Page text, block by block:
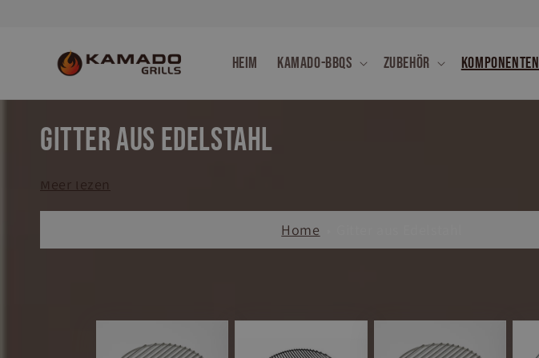
Heim Kamado-BBQs Zubehör Komponenten
K
a
t
Gitter aus Edelstahl
Meer lezen
Home